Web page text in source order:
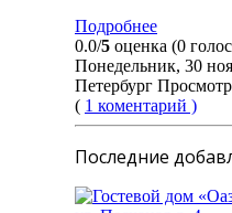
Подробнее
0.0/5 оценка (0
Понедельник, 30
Петербург
( 1 коментарий )
Последние